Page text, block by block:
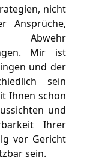
nicht
Ansprüche,
Abwehr
Mir ist
und der
sein
Ihnen schon
und
Ihrer
vor Gericht
sein.